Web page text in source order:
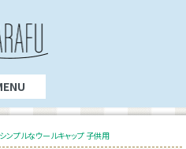
シンプルなウールキャップ 子供用